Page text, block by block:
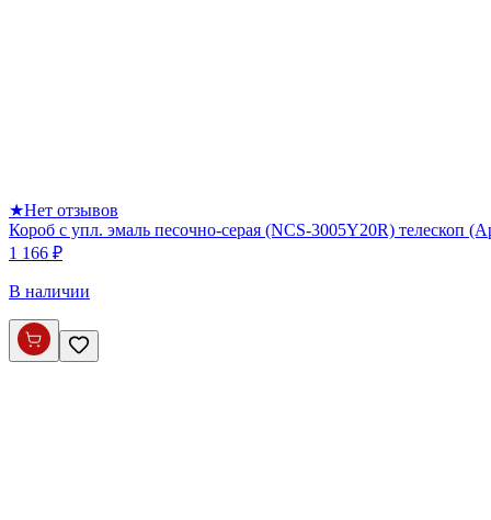
★Нет отзывов
Короб с упл. эмаль песочно-серая (NCS-3005Y20R) телескоп
1 166 ₽
В наличии